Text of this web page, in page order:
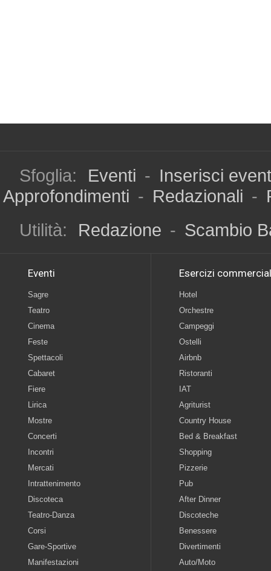
Sfoglia: Eventi - Inserisci
Approfondimenti - Redazionali -
Utilità:
Redazione - Scambio
Eventi
Sagre
Teatro
Cinema
Feste
Spettacoli
Cabaret
Fiere
Lirica
Mostre
Concerti
Incontri
Mercati
Intrattenimento
Discoteca
Teatro-Danza
Corsi
Gare-Sportive
Manifestazioni
Esercizi
Hotel
Orchestre
Campeggi
Ostelli
Airbnb
Ristoranti
IAT
Agriturist
Country House
Bed & Breakfast
Shopping
Pizzerie
Pub
After Dinner
Discoteche
Benessere
Divertimenti
Auto/Moto